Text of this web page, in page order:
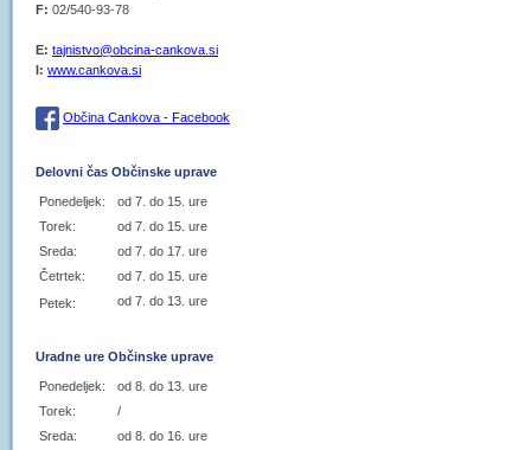
F: 02/540-93-78
E: tajnistvo@obcina-cankova.si
I: www.cankova.si
Občina Cankova - Facebook
Delovni čas Občinske uprave
Ponedeljek:
od 7. do 15. ure
Torek:
od 7. do 15. ure
Sreda:
od 7. do 17. ure
Četrtek:
od 7. do 15. ure
Petek:
od 7. do 13. ure
Uradne ure Občinske uprave
Ponedeljek:
od 8. do 13. ure
Torek:
/
Sreda:
od 8. do 16. ure